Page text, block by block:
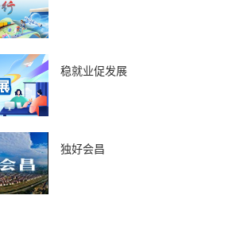
稳就业促发展
独好会昌